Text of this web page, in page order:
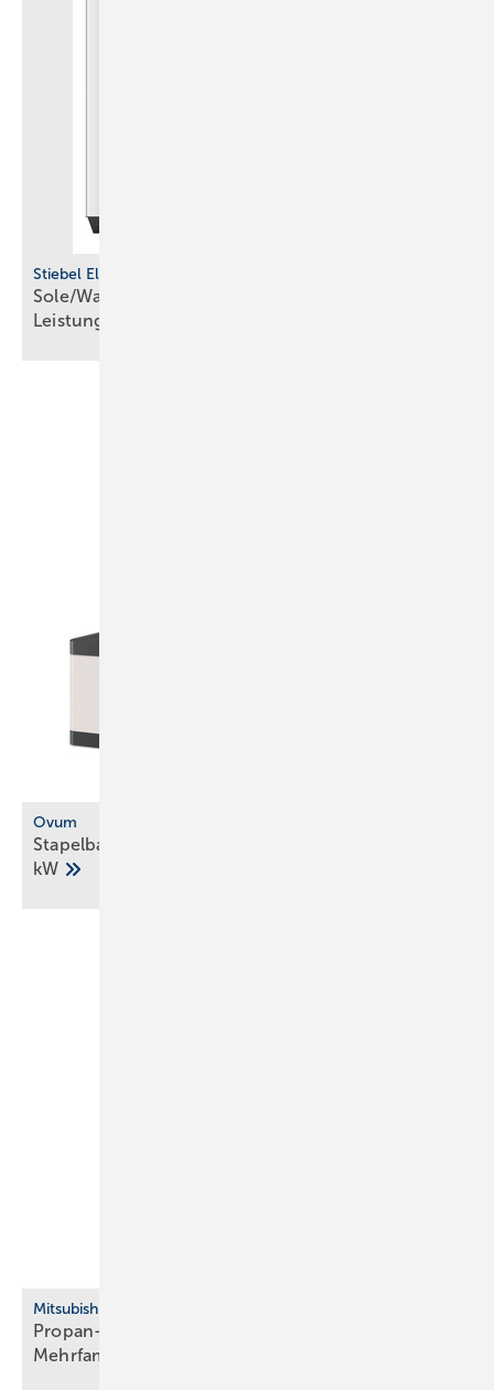
Stiebel Eltron
Sole/Wasser-Wärmepumpen für den höheren
Leistungsbereich
Ovum
Stapelbare Sole-Wärmepumpe mit Propan bis 54
kW
Mitsubishi Electric
Propan-Wärmepumpe für Neubau, Bestand und
Mehrfamilienhaus